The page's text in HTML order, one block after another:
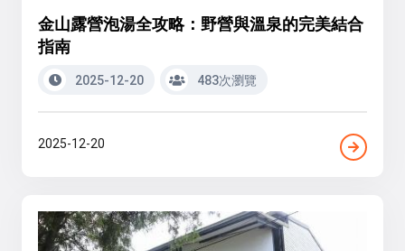
金山露營泡湯全攻略：野營與溫泉的完美結合
指南
2025-12-20 483次瀏覽
2025-12-20